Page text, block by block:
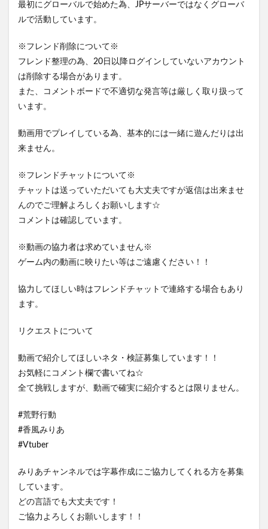
最初にグローバルで始めた為、JPサーバーではなくグローバ
ルで活動しています。
※フレンド削除について※
フレンド整理の為、20日以降ログインしていないアカウント
は削除する場合があります。
また、コメントボードで不適切な発言等は厳しく取り扱って
います。
動画用でプレイしている為、基本的には一緒に遊んだりは出
来ません。
※フレンドチャットについて※
チャットは送っていただいても大丈夫ですが返信は出来ませ
んのでご理解よろしくお願いします☆
コメントは確認しています。
※動画の協力者は求めていません※
ゲーム内の動画に映りたい等はご遠慮ください！！
協力してほしい時はフレンドチャットで連絡する場合もあり
ます。
リクエストについて
動画で紹介してほしいネタ・検証募集しています！！
お気軽にコメント欄で書いてね☆
全て挑戦しますが、動画で確実に紹介するとは限りません。
#荒野行動
#香風みりあ
#Vtuber
みりあチャンネルでは字幕作成にご協力してくれる方を募集
しています。
どの言語でも大丈夫です！
ご協力よろしくお願いします！！